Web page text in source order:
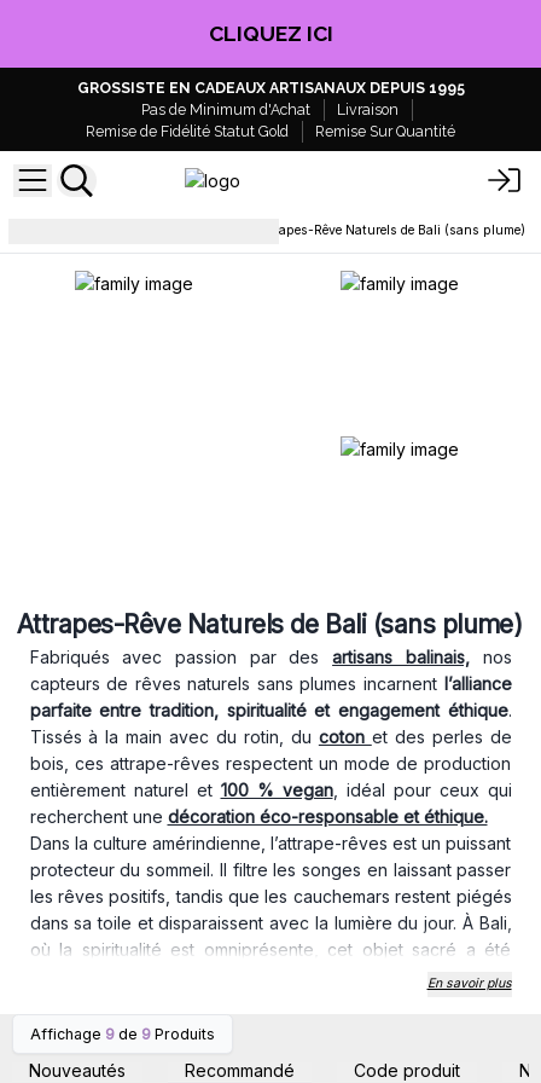
CLIQUEZ ICI
GROSSISTE EN CADEAUX ARTISANAUX DEPUIS 1995
Pas de Minimum d'Achat
Livraison
Remise de Fidélité Statut Gold
Remise Sur Quantité
Attrapes-Rêve Naturels de Bali (sans plume)
Attrapes-Rêve Naturels de Bali (sans plume)
Fabriqués avec passion par desartisans balinais,nos
capteurs de rêves naturels sans plumes incarnent l’alliance
parfaite entre tradition, spiritualité et engagement éthique.
Tissés à la main avec du rotin, du coton et des perles de
bois, ces attrape-rêves respectent un mode de production
entièrement naturel et 100 % vegan, idéal pour ceux qui
recherchent une décoration éco-responsable et éthique.
Dans la culture amérindienne, l’attrape-rêves est un puissant
protecteur du sommeil. Il filtre les songes en laissant passer
les rêves positifs, tandis que les cauchemars restent piégés
dans sa toile et disparaissent avec la lumière du jour. À Bali,
où la spiritualité est omniprésente, cet objet sacré a été
rechargé de nouvelles énergies bienveillantes.
une technique de tissage ancestrale qui sublime chaque
En savoir plus
Affichage 9 de 9 Produits
Nouveautés Recommandé Code produit
Connectez-vous ou
inscrivez-vous pour
accéder aux prix de gros
inscrivez-vous pour
accéder aux prix de gros